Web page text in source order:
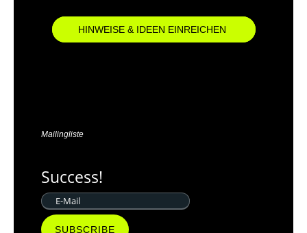
HINWEISE & IDEEN EINREICHEN
Mailingliste
Success!
SUBSCRIBE